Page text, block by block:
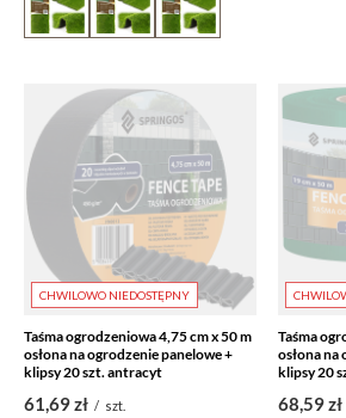
CHWILOWO NIEDOSTĘPNY
Taśma ogrodzeniowa 4,75 cm x 50 m
osłona na ogrodzenie panelowe +
klipsy 20 szt. antracyt
61,69 zł / szt.
Taśma
osłona na
klipsy 20
68,59 zł